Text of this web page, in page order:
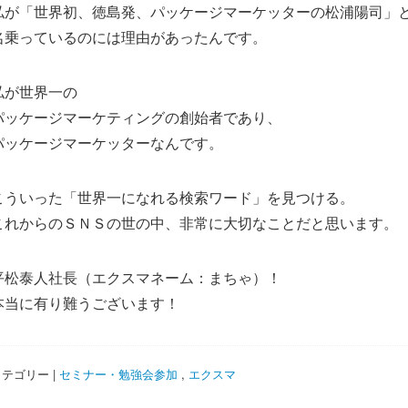
が「世界初、徳島発、パッケージマーケッターの松浦陽司」
乗っているのには理由があったんです。
が世界一の
ッケージマーケティングの創始者であり、
ッケージマーケッターなんです。
ういった「世界一になれる検索ワード」を見つける。
れからのＳＮＳの世の中、非常に大切なことだと思います。
松泰人社長（エクスマネーム：まちゃ）！
当に有り難うございます！
ゴリー | セミナー・勉強会参加 , エクスマ